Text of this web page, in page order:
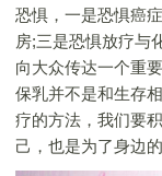
恐惧，一是恐惧癌
房;三是恐惧放疗与
向大众传达一个重
保乳并不是和生存
疗的方法，我们要
己，也是为了身边